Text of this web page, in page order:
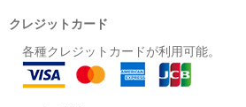
クレジットカード
各種クレジットカードが利用可能。